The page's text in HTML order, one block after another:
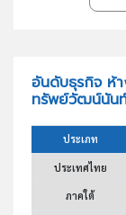
อันดับธุรกิจ ห้
ทรัพย์วัฒน์นัน
ประเภท
ประเทศไทย
ภาคใต้